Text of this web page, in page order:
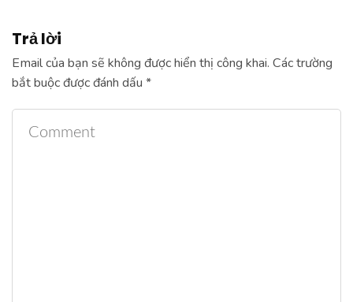
Trả lời
Email của bạn sẽ không được hiển thị công khai. Các trường
bắt buộc được đánh dấu *